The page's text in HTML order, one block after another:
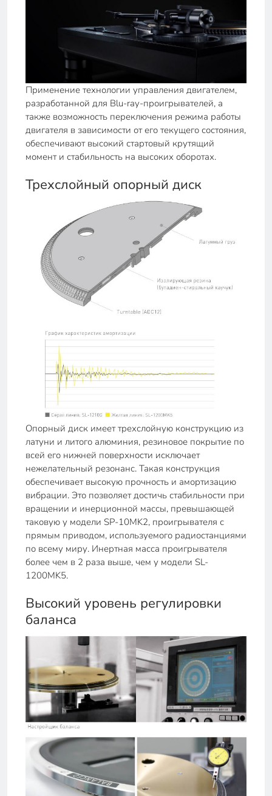
Применение технологии управления двигателем,
разработанной для Blu-ray-проигрывателей, а
также возможность переключения режима работы
двигателя в зависимости от его текущего состояния,
обеспечивают высокий стартовый крутящий
момент и стабильность на высоких оборотах.
Трехслойный опорный диск
Опорный диск имеет трехслойную конструкцию из
латуни и литого алюминия, резиновое покрытие по
всей его нижней поверхности исключает
нежелательный резонанс. Такая конструкция
обеспечивает высокую прочность и амортизацию
вибрации. Это позволяет достичь стабильности при
вращении и инерционной массы, превышающей
таковую у модели SP-10MK2, проигрывателя с
прямым приводом, используемого радиостанциями
по всему миру. Инертная масса проигрывателя
более чем в 2 раза выше, чем у модели SL-
1200MK5.
Высокий уровень регулировки
баланса